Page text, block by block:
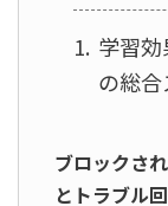
学習
の総
ブロックさ
とトラブル